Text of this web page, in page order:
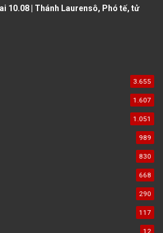
10.08 | Thánh Laurensô, Phó tế, tử
3.655
1.607
1.051
989
830
668
290
117
12